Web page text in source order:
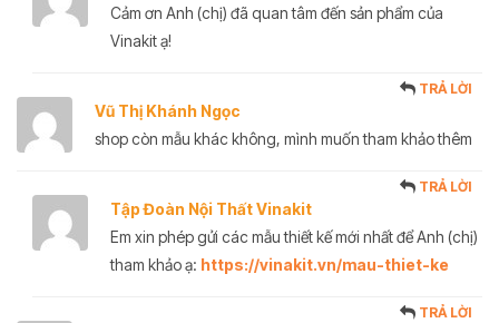
Cảm ơn Anh (chị) đã quan tâm đến sản phẩm của
Vinakit ạ!
Vũ Thị Khánh Ngọc
TRẢ LỜI
shop còn mẫu khác không, mình muốn tham khảo thêm
Tập Đoàn Nội Thất Vinakit
TRẢ LỜI
Em xin phép gửi các mẫu thiết kế mới nhất để Anh (chị)
tham khảo ạ: https://vinakit.vn/mau-thiet-ke
TRẢ LỜI